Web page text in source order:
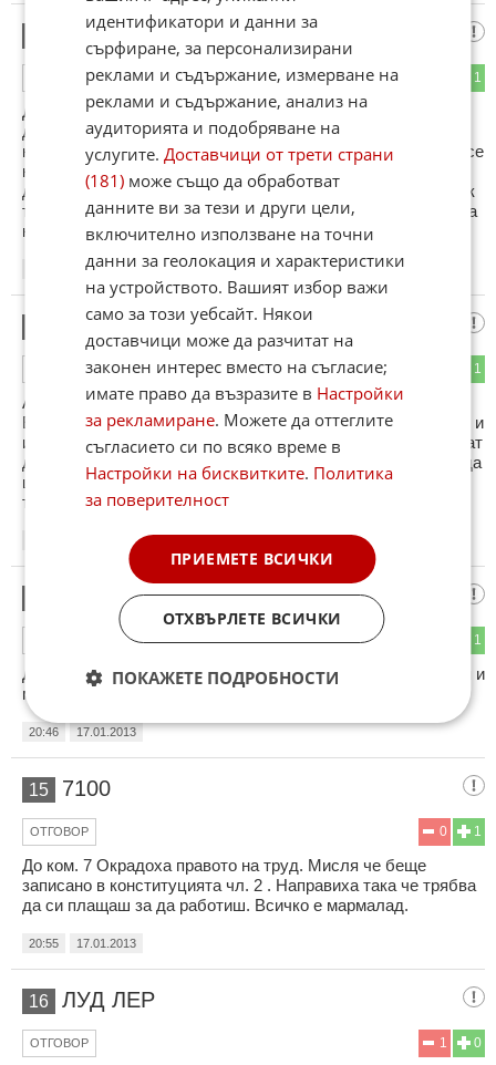
за никой не съм
1
ОТГОВОР
ДДД и аз съм на тва мнение че всички крадът но по добре
да се краде част от парите и с другата да се прави нещо
както ГЕРБ прават а не като тройката крадци преди само се
крадеше и държавата беше изпаднала в една огромна
дупка без еврофондове и се радвайте че не спечелиха пак
те че сега щяхме да сме Гърция 2 само където на нас няма
кой да ни помогне щеше да е адска мизерия!!!
17.01.2013
М_Sux
1
ОТГОВОР
Ами да ви кажа по-добре да не бяхме влизали в
Европейския саюз, България е изностиел на розово масло и
изнася 40% от световния пазар, ЕС искат да го спрат. Искат
да затоврим електроцентралите, но ако дадем 20 милиарда
ще ни дадът да си направим.... от ЕС не получаваме
толкова пари, колкото България губи.
17.01.2013
1
До коментар 13. Ти сега ли го разбра. Ходих до Македония и
мисля че са с едно ниво по добре от нас.
20:46 17.01.2013
15 7100
1
0
ОТГОВОР
До ком. 7 Окрадоха правото на труд. Мисля че беще
записано в конституцията чл. 2 . Направиха така че трябва
да си плащаш за да работиш. Всичко е мармалад.
20:55 17.01.2013
16 ЛУД ЛЕР
0
1
ОТГОВОР
идентификатори и данни за
сърфиране, за персонализирани
реклами и съдържание, измерване на
реклами и съдържание, анализ на
аудиторията и подобряване на
услугите.Доставчици от трети страни
(181) може също да обработват
данните ви за тези и други цели,
включително използване на точни
данни за геолокация и характеристики
на устройството. Вашият избор важи
само за този уебсайт. Някои
доставчици може да разчитат на
законен интерес вместо на съгласие;
имате право да възразите в Настройки
за рекламиране. Можете да оттеглите
съгласието си по всяко време в
Настройки на бисквитките. Политика
за поверителност
ПРИЕМЕТЕ ВСИЧКИ
ОТХВЪРЛЕТЕ ВСИЧКИ
ПОКАЖЕТЕ ПОДРОБНОСТИ